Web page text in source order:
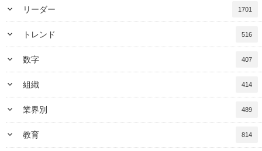
keyboard_arrow_down リーダー 1701
keyboard_arrow_down トレンド 516
keyboard_arrow_down 数字 407
keyboard_arrow_down 組織 414
keyboard_arrow_down 業界別 489
keyboard_arrow_down 教育 814